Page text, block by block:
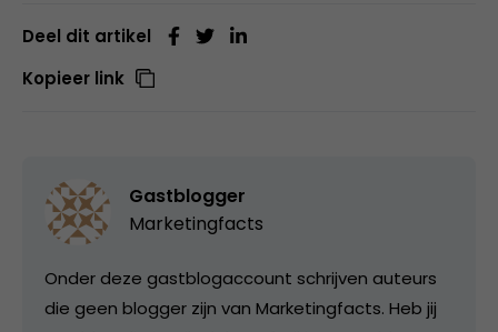
Deel dit artikel
Kopieer link
Gastblogger
Marketingfacts
Onder deze gastblogaccount schrijven auteurs
die geen blogger zijn van Marketingfacts. Heb jij